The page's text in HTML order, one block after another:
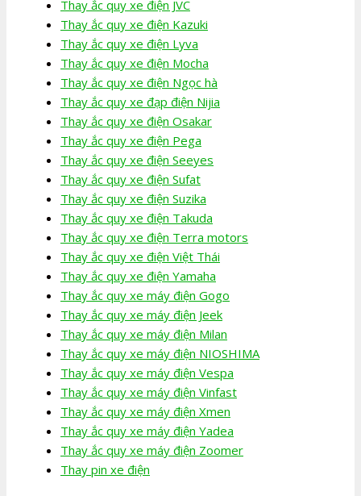
Thay ắc quy xe điện JVC
Thay ắc quy xe điện Kazuki
Thay ắc quy xe điện Lyva
Thay ắc quy xe điện Mocha
Thay ắc quy xe điện Ngọc hà
Thay ắc quy xe đạp điện Nijia
Thay ắc quy xe điện Osakar
Thay ắc quy xe điện Pega
Thay ắc quy xe điện Seeyes
Thay ắc quy xe điện Sufat
Thay ắc quy xe điện Suzika
Thay ắc quy xe điện Takuda
Thay ắc quy xe điện Terra motors
Thay ắc quy xe điện Việt Thái
Thay ắc quy xe điện Yamaha
Thay ắc quy xe máy điện Gogo
Thay ắc quy xe máy điện Jeek
Thay ắc quy xe máy điện Milan
Thay ắc quy xe máy điện NIOSHIMA
Thay ắc quy xe máy điện Vespa
Thay ắc quy xe máy điện Vinfast
Thay ắc quy xe máy điện Xmen
Thay ắc quy xe máy điện Yadea
Thay ắc quy xe máy điện Zoomer
Thay pin xe điện